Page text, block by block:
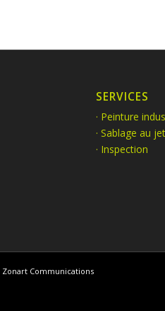
SERVICES
· Peinture
· Sablage au jet
· Inspection
Zonart Communications